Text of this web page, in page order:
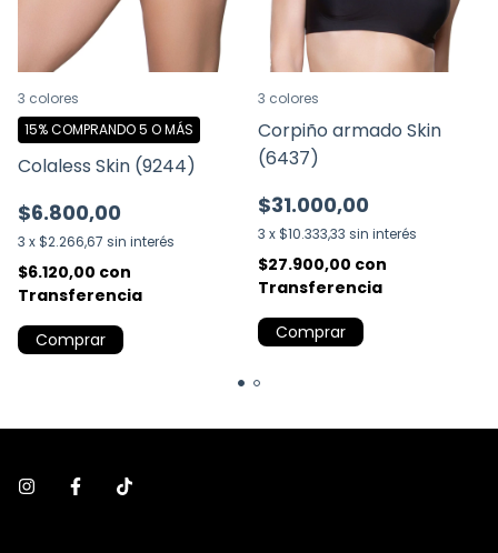
Colaless Skin (9244)
$6.800,00
3 x $2.266,67 sin interés
15%COMPRANDO 5 O MÁS
$6.120,00 con
Transferencia
3 colores
Comprar
Corpiño armado Skin
(6437)
$31.000,00
3 x $10.333,33 sin interés
$27.900,00 con
Transferencia
3 colores
Comprar